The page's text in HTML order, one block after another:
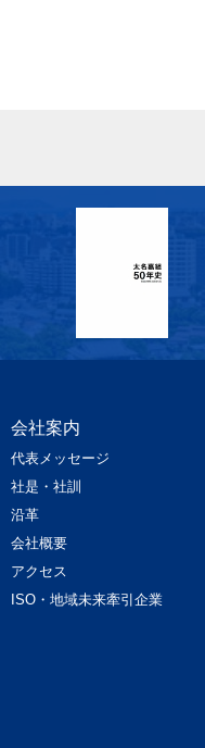
会社案内
代表メッセージ
社是・社訓
沿革
会社概要
アクセス
ISO・地域未来牽引企業